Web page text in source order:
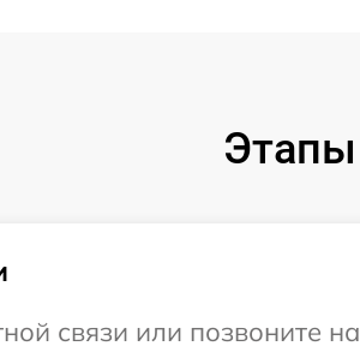
связи или позвоните